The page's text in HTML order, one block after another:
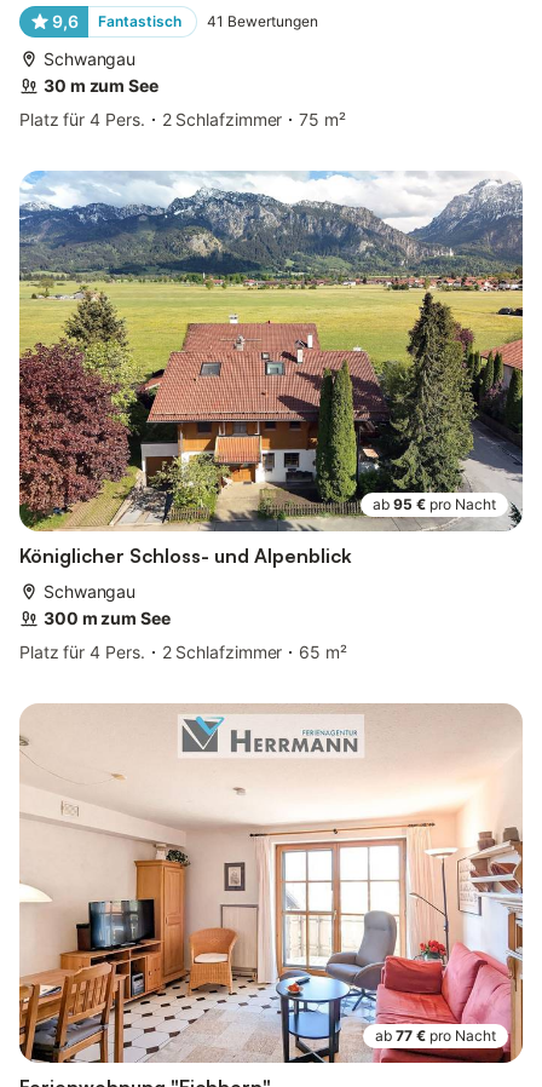
9,6 Fantastisch 41 Bewertungen
Schwangau
30 m zum See
Platz für 4 Pers.
2 Schlafzimmer 75 m²
ab 95 € pro Nacht
Königlicher Schloss- und Alpenblick
Schwangau
300 m zum See
Platz für 4 Pers.
2 Schlafzimmer 65 m²
ab 77 € pro Nacht